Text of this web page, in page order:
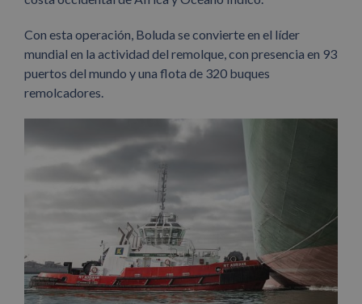
Con esta operación, Boluda se convierte en el líder
mundial en la actividad del remolque, con presencia en 93
puertos del mundo y una flota de 320 buques
remolcadores.